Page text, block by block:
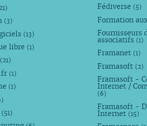
(3)
(13)
libre (1)
(21)
(1)
(1)
(51)
Fédiverse (5)
Formation
Fournisseurs
associatifs (1)
Framanet (1)
Framasoft (2)
Framasoft -
Internet /
(6)
Framasoft -
Internet (15)